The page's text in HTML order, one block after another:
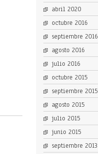
abril 2020
octubre 2016
septiembre 2016
agosto 2016
julio 2016
octubre 2015
septiembre 2015
agosto 2015
julio 2015
junio 2015
septiembre 2013